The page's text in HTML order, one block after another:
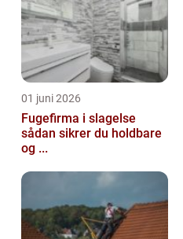
01 juni 2026
Fugefirma i slagelse
sådan sikrer du holdbare
og ...